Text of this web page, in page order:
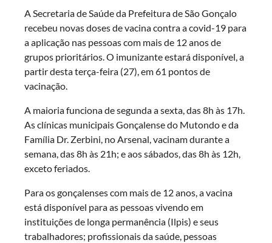
A Secretaria de Saúde da Prefeitura de São Gonçalo
recebeu novas doses de vacina contra a covid-19 para
a aplicação nas pessoas com mais de 12 anos de
grupos prioritários. O imunizante estará disponível, a
partir desta terça-feira (27), em 61 pontos de
vacinação.
A maioria funciona de segunda a sexta, das 8h às 17h.
As clínicas municipais Gonçalense do Mutondo e da
Família Dr. Zerbini, no Arsenal, vacinam durante a
semana, das 8h às 21h; e aos sábados, das 8h às 12h,
exceto feriados.
Para os gonçalenses com mais de 12 anos, a vacina
está disponível para as pessoas vivendo em
instituições de longa permanência (Ilpis) e seus
trabalhadores; profissionais da saúde, pessoas